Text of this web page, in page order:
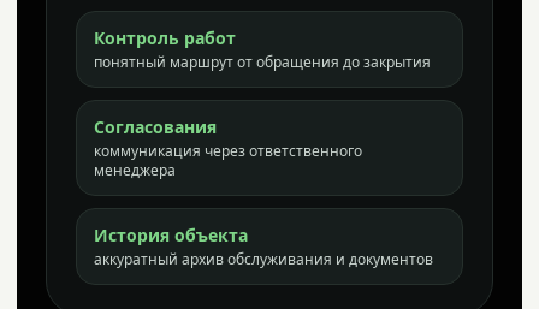
Контроль работ
понятный маршрут от обращения до закрытия
Согласования
коммуникация через ответственного
менеджера
История объекта
аккуратный архив обслуживания и документов